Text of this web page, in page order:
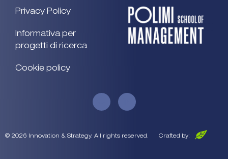
Privacy Policy
Informativa per
progetti di ricerca
Cookie policy
© 2026 Innovation & Strategy. All rights reserved. Crafted by: